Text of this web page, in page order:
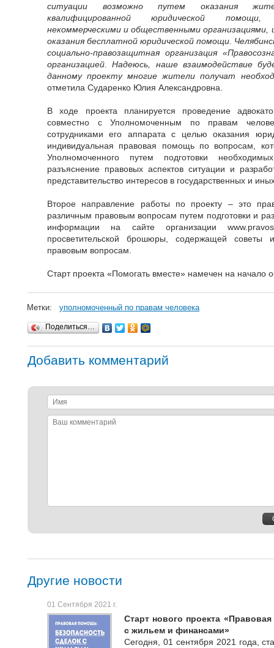
ситуации возможно путем оказания
квалифицированной юридической помощи,
некоммерческими и общественными
оказания бесплатной юридической помощи.
социально-правозащитная организация
организацией. Надеюсь, наше взаимодействие
данному проекту многие жители получат
отметила Сударенко Юлия Александровна.
В ходе проекта планируется проведение
совместно с Уполномоченным по правам
сотрудниками его аппарата с целью оказания
индивидуальная правовая помощь по вопросам,
Уполномоченного путем подготовки
разъяснение правовых аспектов ситуации и
представительство интересов в государственных и
Второе направление работы по проекту – это
различным правовым вопросам путем подготовки и
информации на сайте организации
просветительской брошюры, содержащей
правовым вопросам.
Старт проекта «Помогать вместе» намечен на начало
Метки: уполномоченный по правам человека
Поделиться…
Добавить комментарий
Имя
Ваш
Другие новости
01 Сентября 2021 г.
Старт нового проекта
с жильем и финансами»
Сегодня, 01 сентября 2021 года,